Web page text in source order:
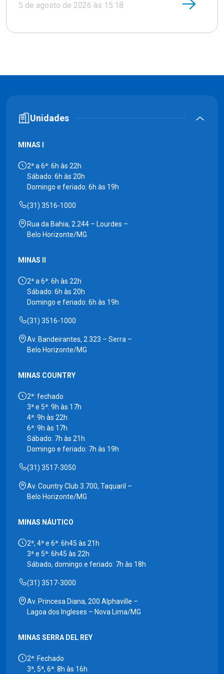
5 de agosto de 2026 às 15:18
Unidades
MINAS I
2ª a 6ª: 6h às 22h
Sábado: 6h às 20h
Domingo e feriado: 6h às 19h
(31) 3516-1000
Rua da Bahia, 2.244 – Lourdes –
Belo Horizonte/MG
MINAS II
2ª a 6ª: 6h às 22h
Sábado: 6h às 20h
Domingo e feriado: 6h às 19h
(31) 3516-1000
Av. Bandeirantes, 2.323 – Serra –
Belo Horizonte/MG
MINAS COUNTRY
2ª: fechado
3ª e 5ª: 9h às 17h
4ª: 9h às 22h
6ª: 9h às 17h
Sábado: 7h às 21h
Domingo e feriado: 7h às 19h
(31) 3517-3050
Av. Country Club 3.700, Taquaril –
Belo Horizonte/MG
MINAS NÁUTICO
2ª, 4ª e 6ª: 6h45 às 21h
3ª e 5ª: 6h45 às 22h
Sábado, domingo e feriado: 7h às 18h
(31) 3517-3000
Av. Princesa Diana, 200 Alphaville –
Lagoa dos Ingleses – Nova Lima/MG
MINAS SERRA DEL REY
2ª: Fechado
3ª, 5ª, 6ª: 8h às 16h